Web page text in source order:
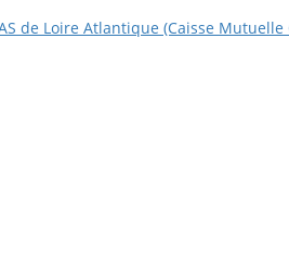
de Loire Atlantique (Caisse